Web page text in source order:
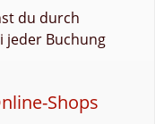
du durch
jeder Buchung
Shops